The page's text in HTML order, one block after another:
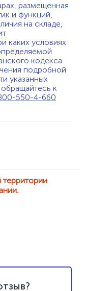
размещенная
и функций,
на складе,
каких условиях
кодекса
подробной
указанных
к
550-4-660
территории